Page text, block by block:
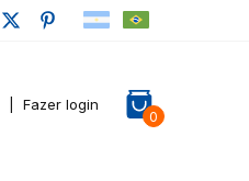
Fazer login
0